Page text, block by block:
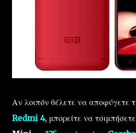
Αν λοιπόν θέλετε να αποφύγετε
Redmi 4, μπορείτε να τσιμπήσετε